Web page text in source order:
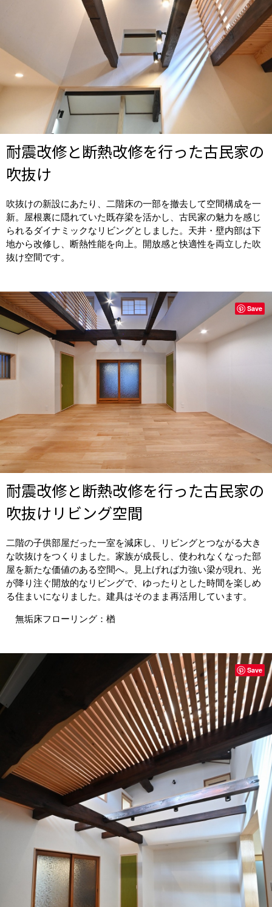
耐震改修と断熱改修を行った古民家の
吹抜け
吹抜けの新設にあたり、二階床の一部を撤去して空間構成を一
新。屋根裏に隠れていた既存梁を活かし、古民家の魅力を感じ
られるダイナミックなリビングとしました。天井・壁内部は下
地から改修し、断熱性能を向上。開放感と快適性を両立した吹
抜け空間です。
耐震改修と断熱改修を行った古民家の
吹抜けリビング空間
二階の子供部屋だった一室を減床し、リビングとつながる大き
な吹抜けをつくりました。家族が成長し、使われなくなった部
屋を新たな価値のある空間へ。見上げれば力強い梁が現れ、光
が降り注ぐ開放的なリビングで、ゆったりとした時間を楽しめ
る住まいになりました。建具はそのまま再活用しています。
無垢床フローリング：楢
Save
Save